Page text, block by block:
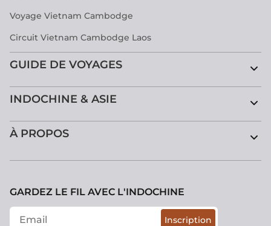
Voyage Vietnam Cambodge
Circuit Vietnam Cambodge Laos
GUIDE DE VOYAGES
INDOCHINE & ASIE
À PROPOS
GARDEZ LE FIL AVEC L'INDOCHINE
Inscription